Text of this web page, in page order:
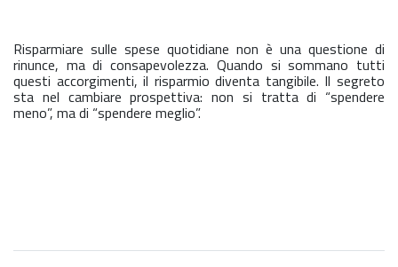
Risparmiare sulle spese quotidiane non è una questione di
rinunce, ma di consapevolezza. Quando si sommano tutti
questi accorgimenti, il risparmio diventa tangibile. Il segreto
sta nel cambiare prospettiva: non si tratta di “spendere
meno”, ma di “spendere meglio”.